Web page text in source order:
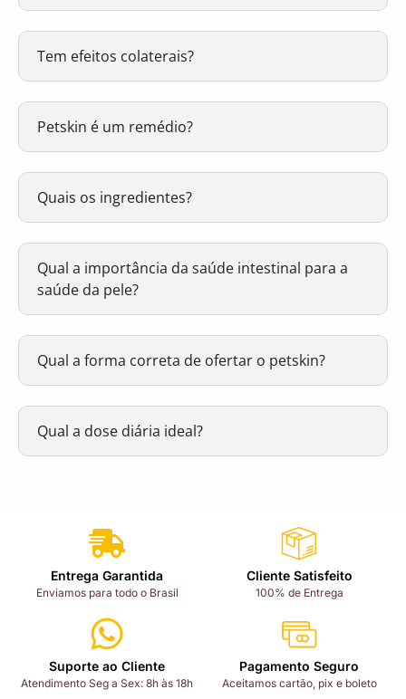
Tem efeitos colaterais?
Petskin é um remédio?
Quais os ingredientes?
Qual a importância da saúde intestinal para a
saúde da pele?
Qual a forma correta de ofertar o petskin?
Qual a dose diária ideal?
Entrega Garantida
Enviamos para todo o Brasil
Cliente Satisfeito
100% de Entrega
Suporte ao Cliente
Atendimento Seg a Sex: 8h às 18h
Pagamento Seguro
Aceitamos cartão, pix e boleto